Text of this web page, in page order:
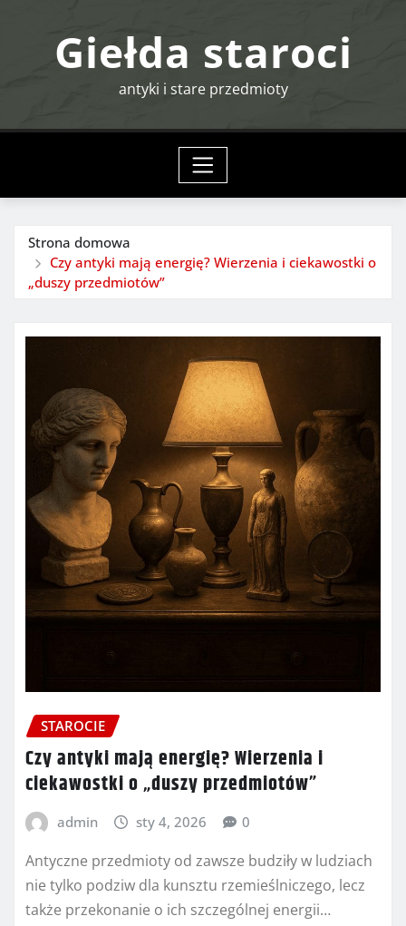
Giełda staroci
antyki i stare przedmioty
Strona domowa
Czy antyki mają energię? Wierzenia i ciekawostki o
„duszy przedmiotów”
STAROCIE
Czy antyki mają energię? Wierzenia i
ciekawostki o „duszy przedmiotów”
admin sty 4, 2026 0
Antyczne przedmioty od zawsze budziły w ludziach
nie tylko podziw dla kunsztu rzemieślniczego, lecz
także przekonanie o ich szczególnej energii…